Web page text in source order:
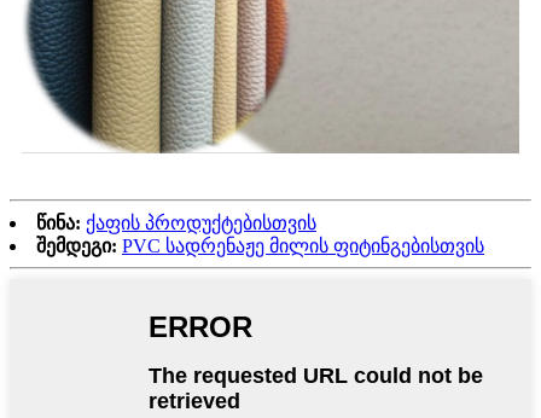
წინა: ქაფის პროდუქტებისთვის
შემდეგი: PVC სადრენაჟე მილის ფიტინგებისთვის